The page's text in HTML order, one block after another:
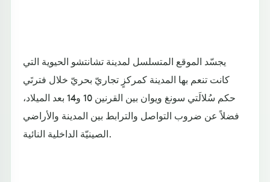
يجسّد الموقع المتسلسل لمدينة تشانتشو الحيوية التي
كانت تنعم بها المدينة كمركزٍ تجاريّ بحريّ خلال فترتَي
حكم سُلالَتي سونغ ويوان بين القرنين 10 و14 بعد الميلاد،
فضلاً عن ضروب التواصل والترابط بين المدينة والأراضي
الصينيّة الداخلية النائية.